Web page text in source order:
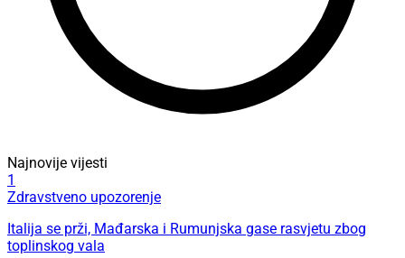
Najnovije vijesti
1
Zdravstveno upozorenje
Italija se prži, Mađarska i Rumunjska gase rasvjetu zbog
toplinskog vala